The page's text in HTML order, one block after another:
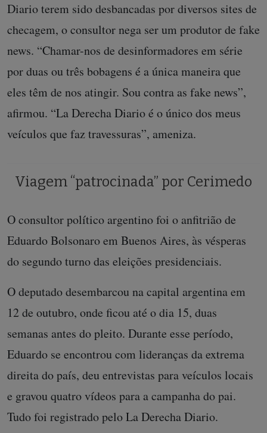
Diario terem sido desbancadas por diversos sites de
checagem, o consultor nega ser um produtor de fake
news. “Chamar-nos de desinformadores em série
por duas ou três bobagens é a única maneira que
eles têm de nos atingir. Sou contra as fake news”,
afirmou. “La Derecha Diario é o único dos meus
veículos que faz travessuras”, ameniza.
Viagem “patrocinada” por Cerimedo
O consultor político argentino foi o anfitrião de
Eduardo Bolsonaro em Buenos Aires, às vésperas
do segundo turno das eleições presidenciais.
O deputado desembarcou na capital argentina em
12 de outubro, onde ficou até o dia 15, duas
semanas antes do pleito. Durante esse período,
Eduardo se encontrou com lideranças da extrema
direita do país, deu entrevistas para veículos locais
e gravou quatro vídeos para a campanha do pai.
Tudo foi registrado pelo La Derecha Diario.